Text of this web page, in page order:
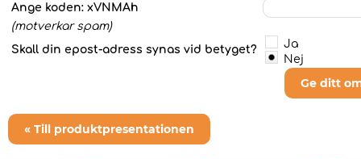
Ange koden: xVNMAh
(motverkar spam)
Skall din epost-adress synas vid betyget?
Ja
Nej
Ge ditt
« Till produktpresentationen